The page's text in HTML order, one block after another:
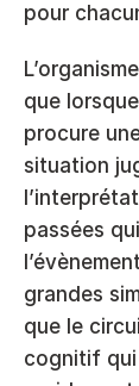
pour
que
procure
situation
passées
grandes
que le
cognitif qui